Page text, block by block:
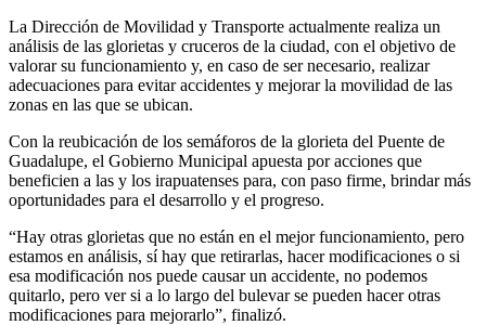
La Dirección de Movilidad y Transporte actualmente realiza un
análisis de las glorietas y cruceros de la ciudad, con el objetivo de
valorar su funcionamiento y, en caso de ser necesario, realizar
adecuaciones para evitar accidentes y mejorar la movilidad de las
zonas en las que se ubican.
Con la reubicación de los semáforos de la glorieta del Puente de
Guadalupe, el Gobierno Municipal apuesta por acciones que
beneficien a las y los irapuatenses para, con paso firme, brindar más
oportunidades para el desarrollo y el progreso.
“Hay otras glorietas que no están en el mejor funcionamiento, pero
estamos en análisis, sí hay que retirarlas, hacer modificaciones o si
esa modificación nos puede causar un accidente, no podemos
quitarlo, pero ver si a lo largo del bulevar se pueden hacer otras
modificaciones para mejorarlo”, finalizó.